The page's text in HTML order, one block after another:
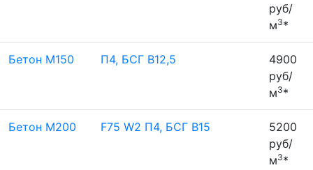
руб/
м3*
Бетон М150 П4, БСГ В12,5
4900
руб/
м3*
Бетон М200 F75 W2 П4, БСГ В15
5200
руб/
м3*